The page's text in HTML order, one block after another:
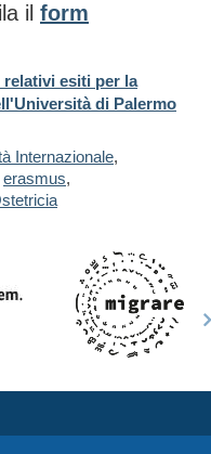
il form
esiti per la
di Palermo
Internazionale,
erasmus,